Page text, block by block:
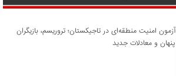
آزمون امنیت منطقه‌ای در تاجیکستان؛ تروریسم، بازیگران
پنهان و معادلات جدید